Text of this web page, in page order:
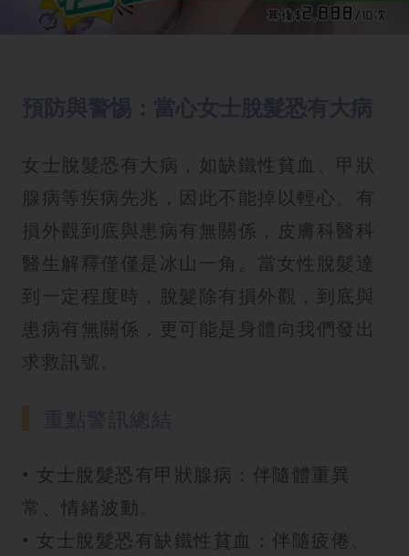
女士脫髮恐有大病，如缺鐵性貧血、甲狀
腺病等疾病先兆，因此不能掉以輕心。有
損外觀到底與患病有無關係，皮膚科醫科
醫生解釋僅僅是冰山一角。當女性脫髮達
到一定程度時，脫髮除有損外觀，到底與
患病有無關係，更可能是身體向我們發出
求救訊號。
• 女士脫髮恐有甲狀腺病：伴隨體重異
常、情緒波動。
• 女士脫髮恐有缺鐵性貧血：伴隨疲倦、